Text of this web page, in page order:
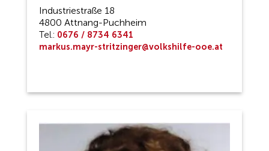
Industriestraße 18
4800 Attnang-Puchheim
Tel.: 0676 / 8734 6341
markus.mayr-stritzinger@volkshilfe-ooe.at